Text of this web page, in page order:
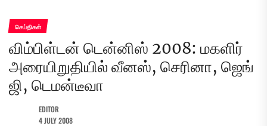
செய்திகள்
விம்பிள்டன் டென்னிஸ் 2008: மகளிர்
அரையிறுதியில் வீனஸ், செரினா, ஜெங்
ஜி, டெமன்டீவா
EDITOR
4 JULY 2008